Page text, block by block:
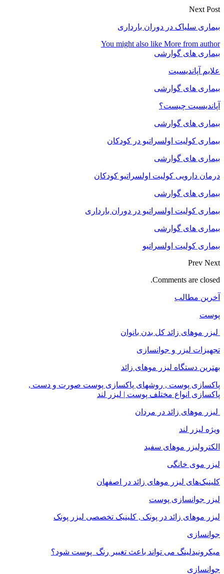
Next Post
بیماری سلیاک در دوران بارداری
You might also like More from author
بیماری های گوارشی
علایم آپاندیسیت
بیماری های گوارشی
آپاندیسیت چیست؟
بیماری های گوارشی
بیماری کولیت اولسراتیو در کودکان
بیماری های گوارشی
درمان دارویی کولیت اولسراتیو کودکان
بیماری های گوارشی
بیماری کولیت اولسراتیو در دوران بارداری
بیماری های گوارشی
بیماری کولیت اولسراتیو
Prev Next
Comments are closed.
آخرین مطالب
پوست
لیزر موهای زائد کل بدن بانوان
تجهیزات لیزر و جوانسازی
بهترین دستگاه لیزر موهای زائد
پاکسازی پوست , روشهای پاکسازی پوست صورت و دست ,
پاکسازی انواع مختلف پوست | لیزر لند
لیزر موهای زائد در مردان
ویژه لیزر لند
الکترولیزر موهای سفید
لیزر موی خانگی
کلینیک‌های لیزر موهای زائد در اصفهان
لیزر جوانسازی پوست
لیزر موهای زائد در پونک , کلینیک تخصصی لیزر پونک
جوانسازی
میکرونیدلینگ می تواند باعث تغییر رنگ ‍ پوست شود؟
جوانسازی